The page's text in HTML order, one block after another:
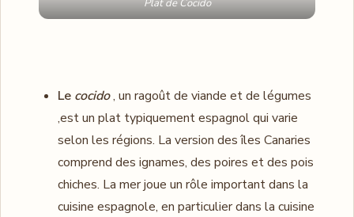
Plat de Cocido
Le cocido, un ragoût de viande et de légumes
,est un plat typiquement espagnol qui varie
selon les régions. La version des îles Canaries
comprend des ignames, des poires et des pois
chiches. La mer joue un rôle important dans la
cuisine espagnole, en particulier dans la cuisine